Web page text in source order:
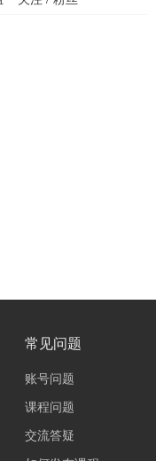
常见问题
账号问题
课程问题
交流答疑